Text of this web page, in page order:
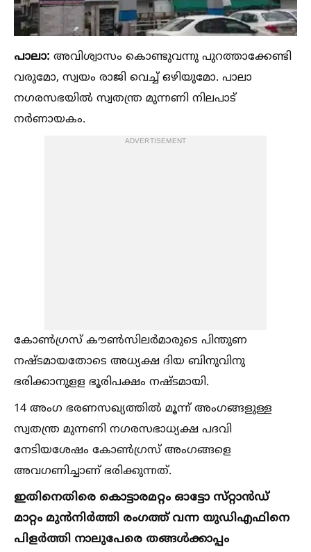
പാലാ: അവിശ്വാസം കൊണ്ടുവന്നു പുറത്താക്കേണ്ടി
വരുമോ, സ്വയം രാജി വെച്ച്‌ ഒഴിയുമോ. പാലാ
നഗരസഭയില്‍ സ്വതന്ത്ര മുന്നണി നിലപാട്
നർണായകം.
ADVERTISEMENT
കോണ്‍ഗ്രസ് കൗണ്‍സിലർമാരുടെ പിന്തുണ
നഷ്ടമായതോടെ അധ്യക്ഷ ദിയ ബിനുവിനു
ഭരിക്കാനുളള ഭൂരിപക്ഷം നഷ്‌ടമായി.
14 അംഗ ഭരണസഖ്യത്തില്‍ മൂന്ന്‌ അംഗങ്ങളുള്ള
സ്വതന്ത്ര മുന്നണി നഗരസഭാധ്യക്ഷ പദവി
നേടിയശേഷം കോണ്‍ഗ്രസ്‌ അംഗങ്ങളെ
അവഗണിച്ചാണ്‌ ഭരിക്കുന്നത്‌.
ഇതിനെതിരെ കൊട്ടാരമറ്റം ഓട്ടോ സ്‌റ്റാൻഡ്‌
മാറ്റം മുൻനിർത്തി രംഗത്ത്‌ വന്ന യുഡിഎഫിനെ
പിളർത്തി നാലുപേരെ തങ്ങള്‍ക്കാപ്പം